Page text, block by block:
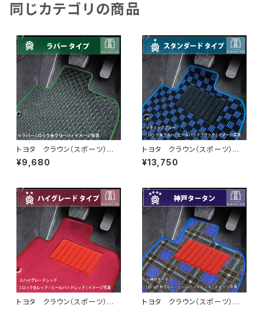
同じカテゴリの商品
トヨタ クラウン（スポーツ） R
5/11~ AZSH36・AZSH37
フロアマット一式 カーマット
¥9,680
トヨタ クラウン（スポーツ） R
5/11〜 AZSH36・AZSH37
フロアマット一式 カーマット
¥13,750
トヨタ クラウン（スポーツ） R
トヨタ クラウン（スポーツ） R